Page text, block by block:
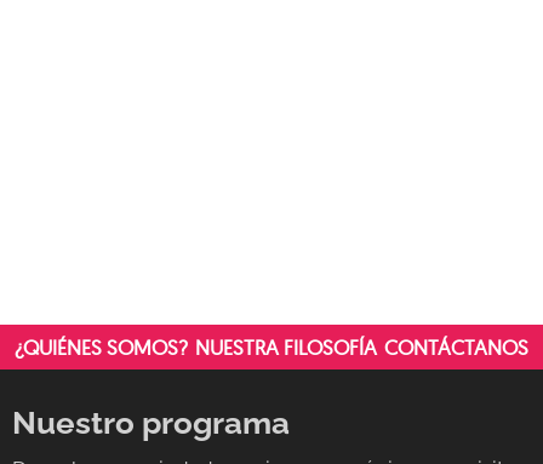
¿QUIÉNES SOMOS? NUESTRA FILOSOFÍA CONTÁCTANOS
Nuestro programa